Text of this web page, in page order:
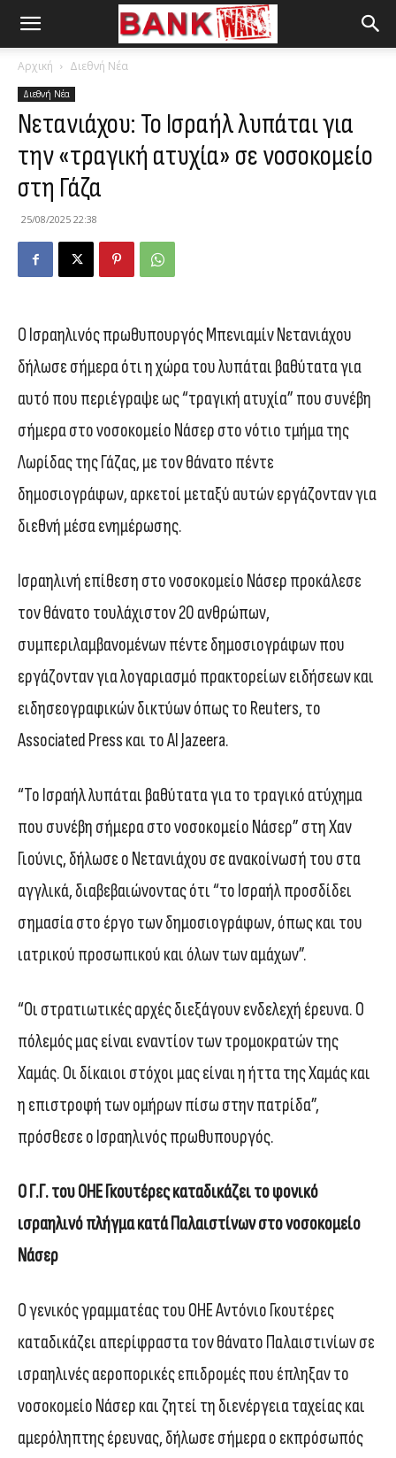
Αρχική Διεθνή Νέα
Διεθνή Νέα
Νετανιάχου: Το Ισραήλ λυπάται για
την «τραγική ατυχία» σε νοσοκομείο
στη Γάζα
25/08/2025 22:38
Ο Ισραηλινός πρωθυπουργός Μπενιαμίν Νετανιάχου
δήλωσε σήμερα ότι η χώρα του λυπάται βαθύτατα για
αυτό που περιέγραψε ως “τραγική ατυχία” που συνέβη
σήμερα στο νοσοκομείο Νάσερ στο νότιο τμήμα της
Λωρίδας της Γάζας, με τον θάνατο πέντε
δημοσιογράφων, αρκετοί μεταξύ αυτών εργάζονταν για
διεθνή μέσα ενημέρωσης.
Ισραηλινή επίθεση στο νοσοκομείο Νάσερ προκάλεσε
τον θάνατο τουλάχιστον 20 ανθρώπων,
συμπεριλαμβανομένων πέντε δημοσιογράφων που
εργάζονταν για λογαριασμό πρακτορείων ειδήσεων και
ειδησεογραφικών δικτύων όπως το Reuters, το
Associated Press και το Al Jazeera.
“Το Ισραήλ λυπάται βαθύτατα για το τραγικό ατύχημα
που συνέβη σήμερα στο νοσοκομείο Νάσερ” στη Χαν
Γιούνις, δήλωσε ο Νετανιάχου σε ανακοίνωσή του στα
αγγλικά, διαβεβαιώνοντας ότι “το Ισραήλ προσδίδει
σημασία στο έργο των δημοσιογράφων, όπως και του
ιατρικού προσωπικού και όλων των αμάχων”.
“Οι στρατιωτικές αρχές διεξάγουν ενδελεχή έρευνα. Ο
πόλεμός μας είναι εναντίον των τρομοκρατών της
Χαμάς. Οι δίκαιοι στόχοι μας είναι η ήττα της Χαμάς και
η επιστροφή των ομήρων πίσω στην πατρίδα”,
πρόσθεσε ο Ισραηλινός πρωθυπουργός.
Ο Γ.Γ. του ΟΗΕ Γκουτέρες καταδικάζει το φονικό
ισραηλινό πλήγμα κατά Παλαιστίνων στο νοσοκομείο
Νάσερ
Ο γενικός γραμματέας του ΟΗΕ Αντόνιο Γκουτέρες
καταδικάζει απερίφραστα τον θάνατο Παλαιστινίων σε
ισραηλινές αεροπορικές επιδρομές που έπληξαν το
νοσοκομείο Νάσερ και ζητεί τη διενέργεια ταχείας και
αμερόληπτης έρευνας, δήλωσε σήμερα ο εκπρόσωπός